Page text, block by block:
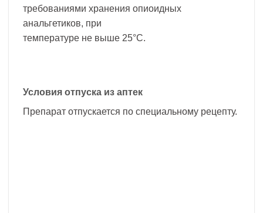
требованиями хранения опиоидных
анальгетиков, при
температуре не выше 25°C.
Условия отпуска из аптек
Препарат отпускается по специальному рецепту.